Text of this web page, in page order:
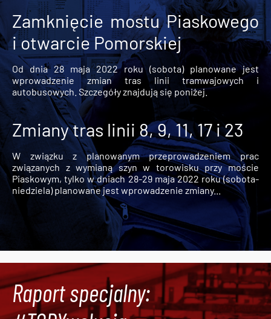
Zamknięcie mostu Piaskowego
i otwarcie Pomorskiej
Od dnia 28 maja 2022 roku (sobota) planowane jest
wprowadzenie zmian tras linii tramwajowych i
autobusowych. Szczegóły znajdują się poniżej.
Zmiany tras linii 8, 9, 11, 17 i 23
W związku z planowanym przeprowadzeniem prac
związanych z wymianą szyn w torowisku przy moście
Piaskowym, tylko w dniach 28-29 maja 2022 roku (sobota-
niedziela) planowane jest wprowadzenie zmiany...
Raport specjalny: